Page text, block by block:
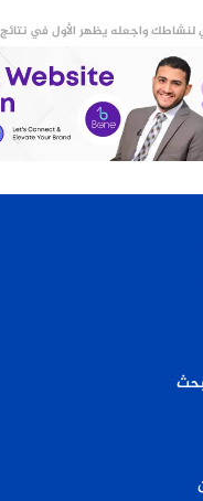
لنشاطك واجعله يظهر الأول في